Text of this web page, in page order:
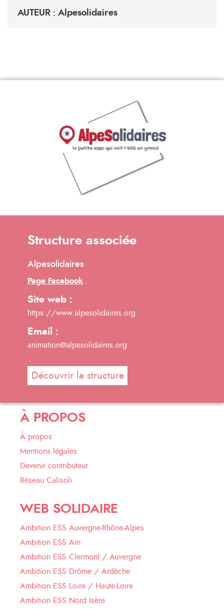
AUTEUR : Alpesolidaires
Structure associée
Alpesolidaires
Page Facebook
Site web :
https://www.alpesolidaires.org
Email :
animation@alpesolidaires.org
Découvrir la structure
À PROPOS
À propos
Mentions légales
Devenir contributeur
Réseau Calisoli
WEB SOLIDAIRE
Ambition ESS Auvergne-Rhône-Alpes
Ambition ESS Ain
Ambition ESS Clermont / Auvergne
Ambition ESS Drôme / Ardèche
Ambition ESS Loire / Haute-Loire
Ambition ESS Nord Isère